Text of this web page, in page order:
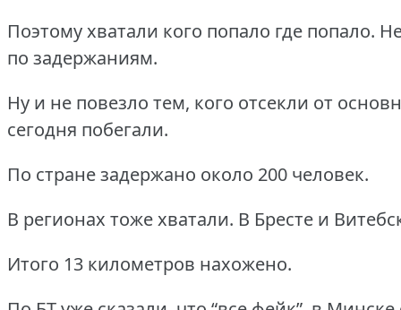
Поэтому хватали кого попало где попало.
по задержаниям.
Ну и не повезло тем, кого отсекли от
сегодня побегали.
По стране задержано около 200 человек.
В регионах тоже хватали. В Бресте и
Итого 13 километров нахожено.